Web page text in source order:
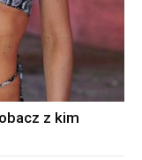
z kim